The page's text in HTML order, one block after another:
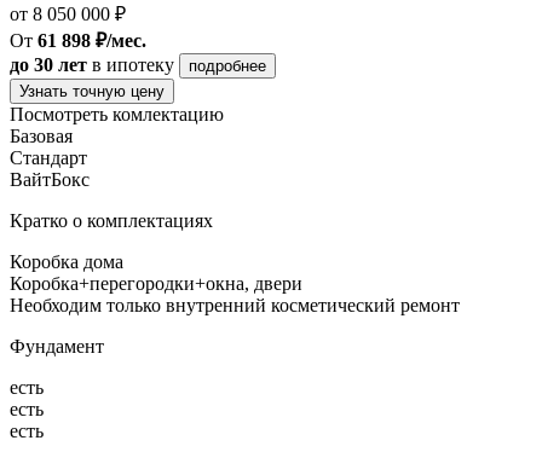
от 8 050 000 ₽
От 61 898 ₽/мес.
до 30 лет в ипотеку
подробнее
Узнать точную цену
Посмотреть комлектацию
Базовая
Стандарт
ВайтБокс
Кратко о комплектациях
Коробка дома
Коробка+перегородки+окна, двери
Необходим только внутренний косметический ремонт
Фундамент
есть
есть
есть